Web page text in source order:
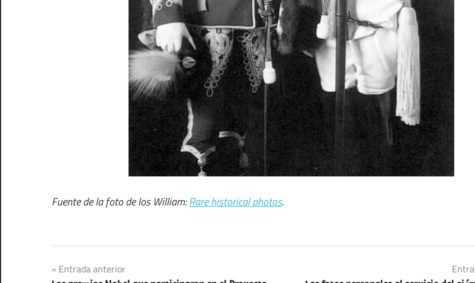
Fuente de la foto de los William:Rare historical photos.
Justicia
Navegación
Entrada anterior